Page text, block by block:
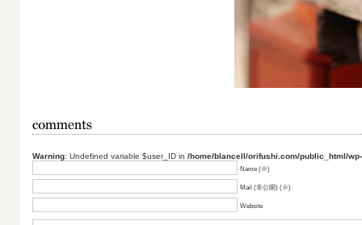
Warning: Undefined variable $user_ID in /home/blancell/orifushi.com/public_html/
Name (※)
Mail (非公開) (※)
Website